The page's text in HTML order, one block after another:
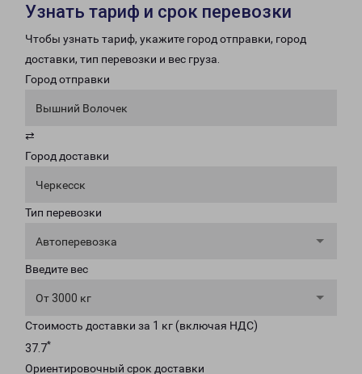
Узнать тариф и срок перевозки
Чтобы узнать тариф, укажите город отправки, город
доставки, тип перевозки и вес груза.
Город отправки
Вышний Волочек
⇄
Город доставки
Черкесск
Тип перевозки
Автоперевозка
Введите вес
От 3000 кг
Стоимость доставки за 1 кг (включая НДС)
37.7*
Ориентировочный срок доставки